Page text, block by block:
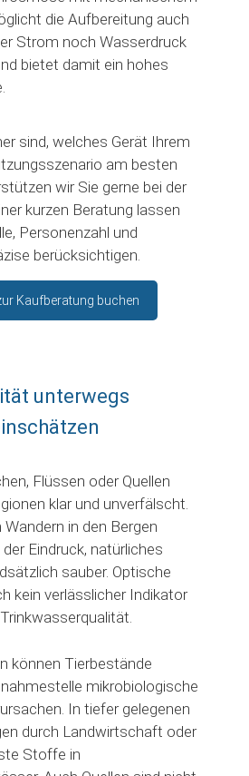
die Aufbereitung auch
Strom noch Wasserdruck
bietet damit ein hohes
sind, welches Gerät Ihrem
am besten
wir Sie gerne bei der
kurzen Beratung lassen
Personenzahl und
berücksichtigen.
Kaufberatung buchen
unterwegs
Flüssen oder Quellen
klar und unverfälscht.
in den Bergen
Eindruck, natürliches
sauber. Optische
kein verlässlicher Indikator
können Tierbestände
mikrobiologische
In tiefer gelegenen
durch Landwirtschaft oder
Stoffe in